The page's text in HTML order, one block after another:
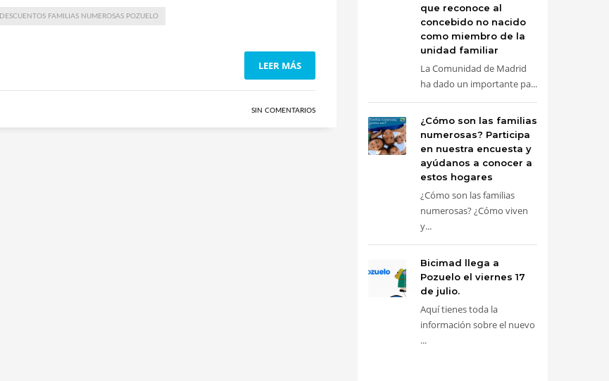
DESCUENTOS FAMILIAS NUMEROSAS POZUELO
LEER MÁS
SIN COMENTARIOS
que reconoce al
concebido no nacido
como miembro de la
unidad familiar
La Comunidad de Madrid
ha dado un importante pa...
¿Cómo son las familias
numerosas? Participa
en nuestra encuesta y
ayúdanos a conocer a
estos hogares
¿Cómo son las familias
numerosas? ¿Cómo viven
y...
Bicimad llega a
Pozuelo el viernes 17
de julio.
Aquí tienes toda la
información sobre el nuevo
...